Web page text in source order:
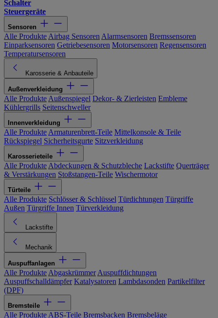
Schalter
Steuergeräte
Sensoren
Alle Produkte Airbag Sensoren Alarmsensoren Bremssensoren
Einparksensoren Getriebesensoren Motorsensoren Regensensoren
Temperatursensoren
Karosserie & Anbauteile
Außenverkleidung
Alle Produkte Außenspiegel Dekor- & Zierleisten Embleme
Kühlergrills Seitenschweller
Innenverkleidung
Alle Produkte Armaturenbrett-Teile Mittelkonsole & Teile
Rückspiegel Sicherheitsgurte Sitzverkleidung
Karosserieteile
Alle Produkte Abdeckungen & Schutzbleche Lackstifte Querträger
& Verstärkungen Stoßstangen-Teile Wischermotor
Türteile
Alle Produkte Schlösser & Schlüssel Türdichtungen Türgriffe
Außen Türgriffe Innen Türverkleidung
Lackstifte
Mechanik
Auspuffanlagen
Alle Produkte Abgaskrümmer Auspuffdichtungen
Auspuffschalldämpfer Katalysatoren Lambdasonden Partikelfilter
(DPF)
Bremsteile
Alle Produkte ABS-Teile Bremsbacken Bremsbeläge